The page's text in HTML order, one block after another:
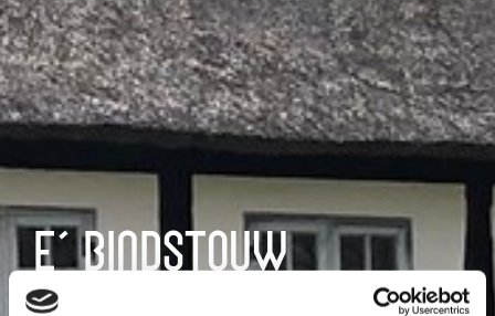
E' BINDSTOUW
Måske verdens mindste frilandsmuseum.